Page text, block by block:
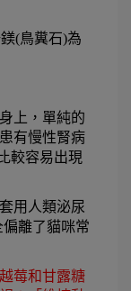
(鳥糞石)為
上，單純的
有慢性腎病
較容易出現
用人類泌尿
離了貓咪常
莓和甘露糖